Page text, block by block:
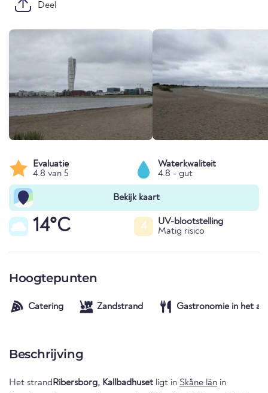
Deel
Evaluatie
4.8 van 5
Waterkwaliteit
4.8 - gut
Bekijk kaart
14°C 4
UV-blootstelling
Matig risico
Hoogtepunten
Catering Zandstrand Gastronomie in het
Beschrijving
Het strand Ribersborg, Kallbadhuset ligt in Skåne län in